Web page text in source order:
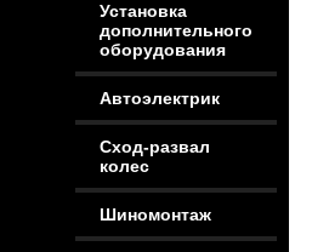
Установка
дополнительного
оборудования
Автоэлектрик
Сход-развал
колес
Шиномонтаж